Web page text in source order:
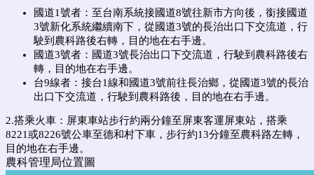
國道1號者：至台南系統接國道8號往新市方向後，銜接國道
3號新化系統繼續南下，從國道3號的長治出口下交流道，行
駛到農科路後右轉，目的地在右手邊。
國道3號者 ： 國道3號長治出口下交流道，行駛到農科路後右
轉，目的地在右手邊。
台9線者 ： 接台1線和國道3號前往長治鄉，從國道3號的長治
出口下交流道，行駛到農科路後，目的地在右手邊。
2.搭乘火車： 屏東車站步行約兩分鐘至屏東客運屏東站，搭乘
8221或8226號公車至德和村下車，步行約13分鐘至農科路左轉，
目的地在右手邊。
農科管理局位置圖